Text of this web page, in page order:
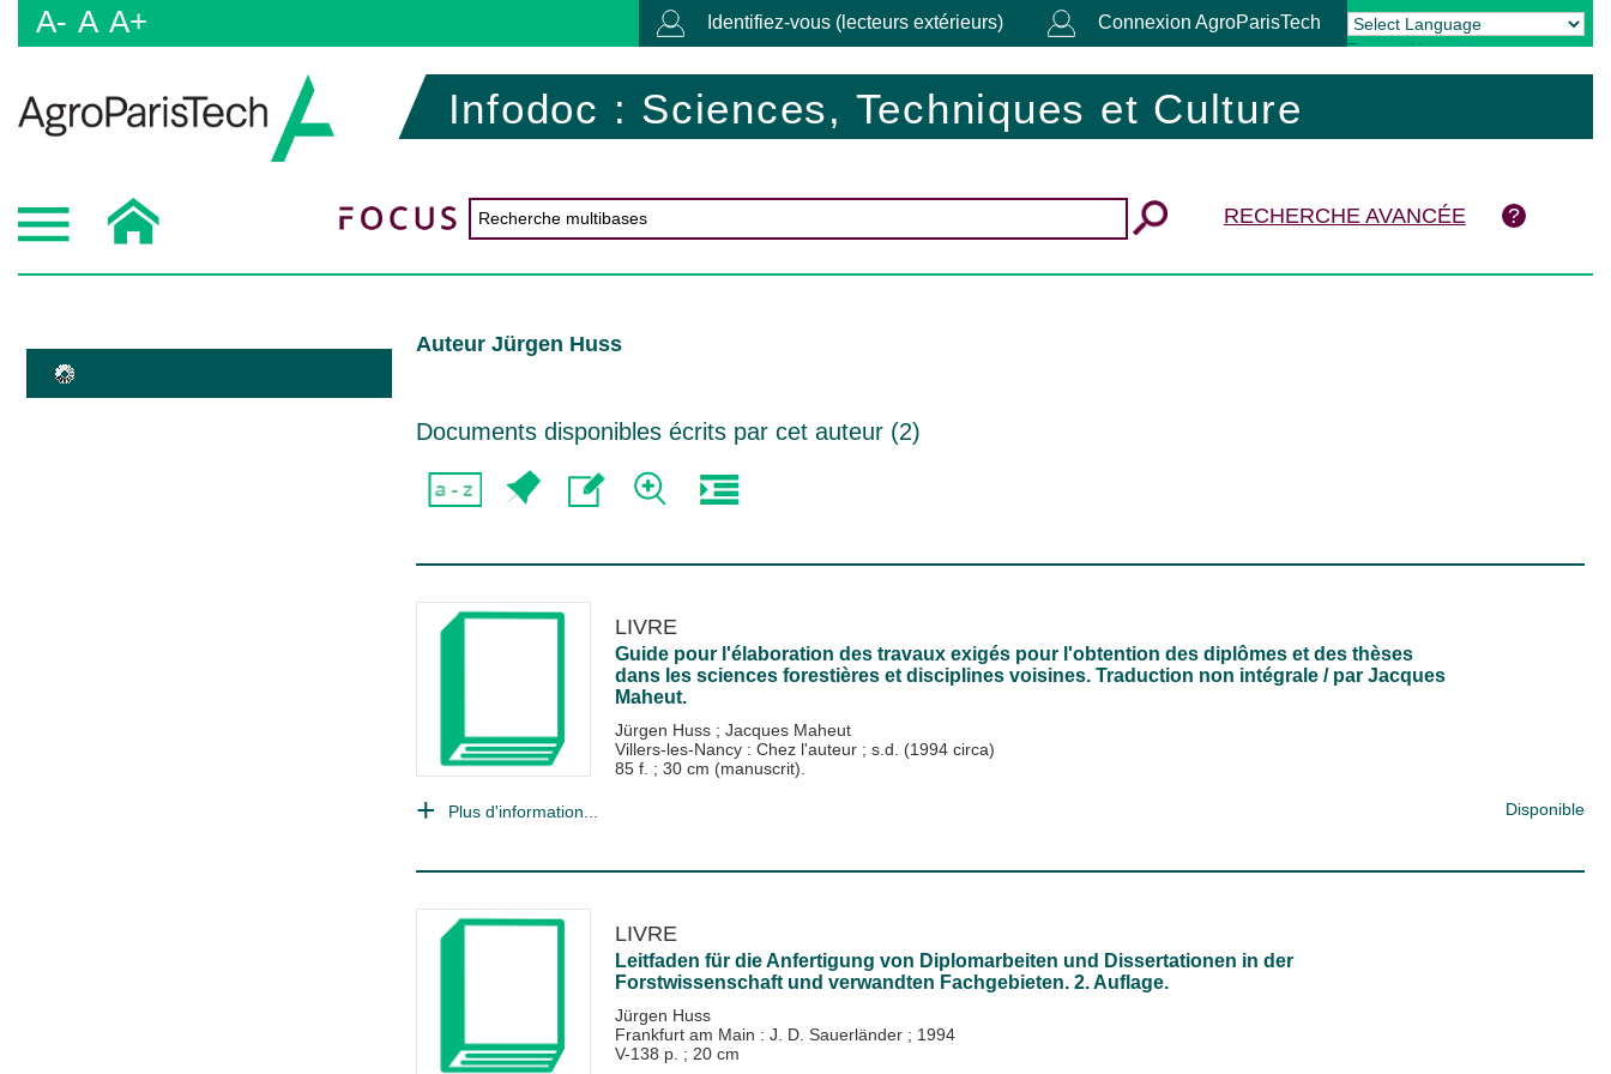
A- A A+ Identifiez-vous (lecteurs extérieurs) Connexion AgroParisTech
Powered by Translate
Infodoc : Sciences, Techniques et Culture
RECHERCHE AVANCÉE
Auteur Jürgen Huss
Documents disponibles écrits par cet auteur (2)
LIVRE
Guide pour l'élaboration des travaux exigés pour l'obtention des diplômes et des thèses
dans les sciences forestières et disciplines voisines. Traduction non intégrale / par Jacques
Maheut.
Jürgen Huss ; Jacques Maheut
Villers-les-Nancy : Chez l'auteur ; s.d. (1994 circa)
85 f. ; 30 cm (manuscrit).
Plus d'information... Disponible
LIVRE
Leitfaden für die Anfertigung von Diplomarbeiten und Dissertationen in der
Forstwissenschaft und verwandten Fachgebieten. 2. Auflage.
Jürgen Huss
Frankfurt am Main : J. D. Sauerländer ; 1994
V-138 p. ; 20 cm